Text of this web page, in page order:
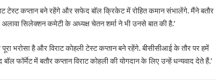
टेस्ट कप्तान बने रहेंगे और सफेद बॉल क्रिकेट में रोहित कमान संभालेंगे. मैंने बतौर
सिलेक्शन कमेटी के अध्यक्ष चेतन शर्मा ने भी उनसे बात की है.’
पूरा भरोसा है और विराट कोहली टेस्ट कप्तान बने रहेंगे. बीसीसीआई के तौर पर हमें
फॉर्मेट में बतौर कप्तान विराट कोहली की योगदान के लिए उन्हें धन्यवाद देते हैं.’